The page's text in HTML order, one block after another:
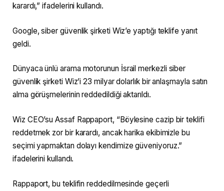
karardı,” ifadelerini kullandı.
Google, siber güvenlik şirketi Wiz’e yaptığı teklife yanıt
geldi.
Dünyaca ünlü arama motorunun İsrail merkezli siber
güvenlik şirketi Wiz’i 23 milyar dolarlık bir anlaşmayla satın
alma görüşmelerinin reddedildiği aktarıldı.
Wiz CEO’su Assaf Rappaport, “Böylesine cazip bir teklifi
reddetmek zor bir karardı, ancak harika ekibimizle bu
seçimi yapmaktan dolayı kendimize güveniyoruz.”
ifadelerini kullandı.
Rappaport, bu teklifin reddedilmesinde geçerli